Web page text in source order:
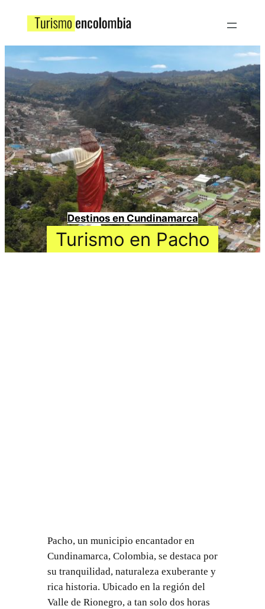
Destinos en Cundinamarca
Turismo en Pacho
Pacho, un municipio encantador en
Cundinamarca, Colombia, se destaca por
su tranquilidad, naturaleza exuberante y
rica historia. Ubicado en la región del
Valle de Rionegro, a tan solo dos horas